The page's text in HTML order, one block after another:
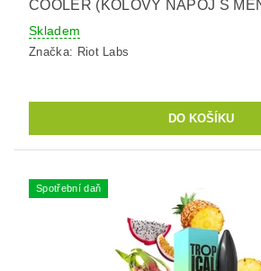
COOLER (KOLOVÝ NÁPOJ S
Skladem
Značka: Riot Labs
Spotřební daň